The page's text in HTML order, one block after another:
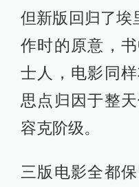
斯托斯下士一
赴死，最终主
斯自己却瑟瑟
2022版与前两
区隔，或许就
莱坞的版本里